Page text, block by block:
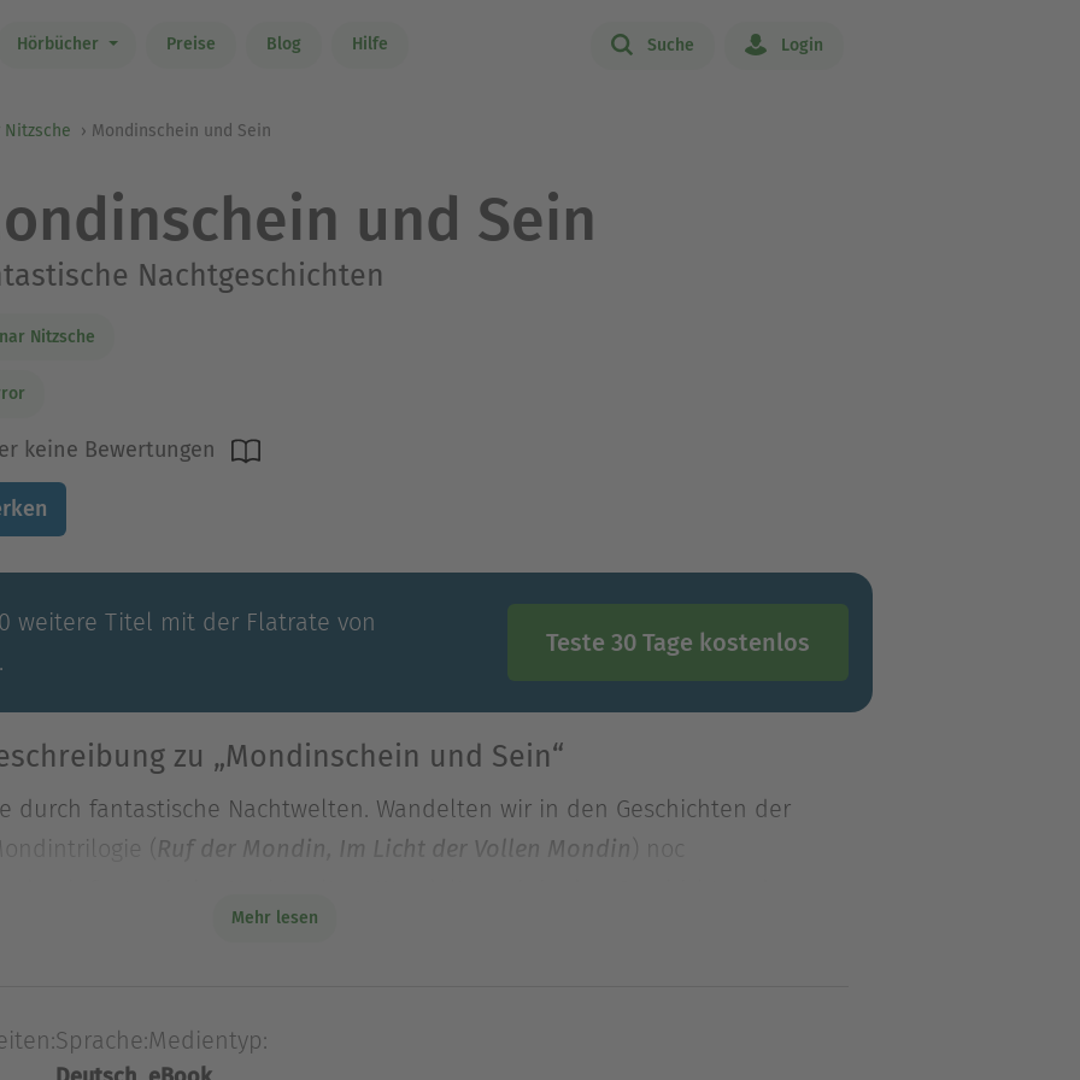
Hörbücher Preise Blog Hilfe Suche Login
Nitzsche Mondinschein und Sein
und Sein
Nachtgeschichten
Nitzsche
keine Bewertungen
weitere Titel mit der Flatrate von
Teste 30 Tage kostenlos
zu „Mondinschein und Sein“
durch fantastische Nachtwelten. Wandelten wir in den Geschichten der
( Ruf der Mondin, Im Licht der Vollen Mondin ) noc
Ruf der Mondin, Im Licht der Vollen Mondin
Mehr lesen
Sprache:Medientyp: